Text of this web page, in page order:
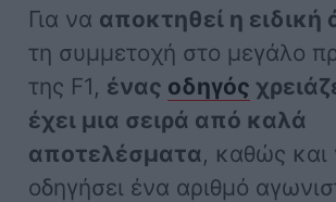
Για να αποκτηθεί η ειδική
τη συμμετοχή στο μεγάλο
της F1, ένας οδηγός
έχει μια σειρά από καλά
αποτελέσματα, καθώς και
οδηγήσει ένα αριθμό